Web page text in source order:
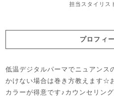
担当スタイリス
プロフィ
低温デジタルパーマでニュアンス
かけない場合は巻き方教えます☆
カラーが得意です♪カウンセリング